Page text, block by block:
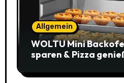
Allgemein
WOLTU Mini
sparen & Pizza